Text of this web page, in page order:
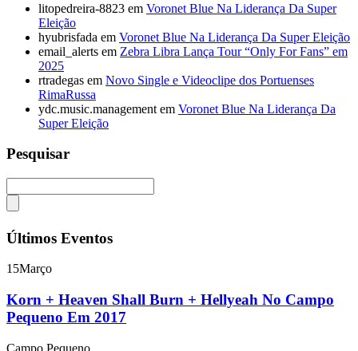
litopedreira-8823 em Voronet Blue Na Liderança Da Super
Eleição
hyubrisfada em Voronet Blue Na Liderança Da Super Eleição
email_alerts em Zebra Libra Lança Tour “Only For Fans” em
2025
rtradegas em Novo Single e Videoclipe dos Portuenses
RimaRussa
ydc.music.management em Voronet Blue Na Liderança Da
Super Eleição
Pesquisar
Últimos Eventos
15Março
Korn + Heaven Shall Burn + Hellyeah No Campo
Pequeno Em 2017
Campo Pequeno